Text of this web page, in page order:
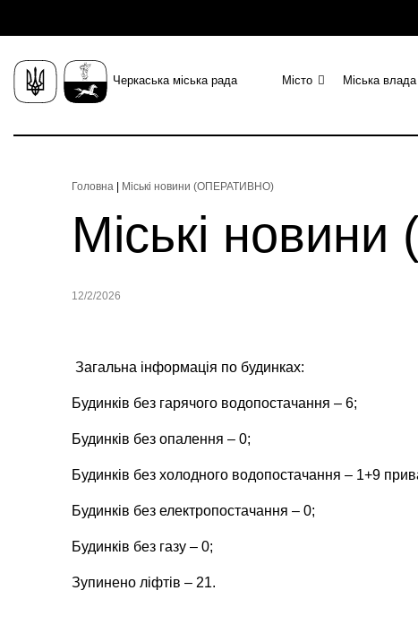
Черкаська міська рада Місто Міська влада
Головна Міські новини (ОПЕРАТИВНО)
Міські
12/2/2026
Загальна інформація по будинках:
Будинків без гарячого водопостачання – 6;
Будинків без опалення – 0;
Будинків без холодного водопостачання – 1+9
Будинків без електропостачання – 0;
Будинків без газу – 0;
Зупинено ліфтів – 21.